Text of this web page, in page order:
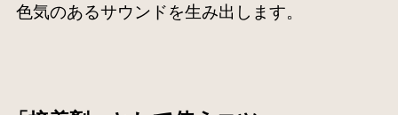
色気のあるサウンドを生み出します。